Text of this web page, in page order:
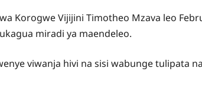
Korogwe Vijijini Timotheo Mzava leo
miradi ya maendeleo.
viwanja hivi na sisi wabunge tulipata